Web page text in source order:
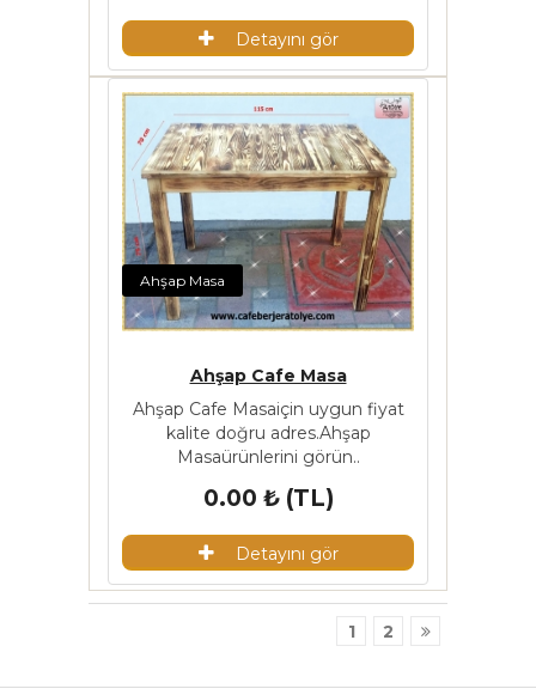
Detayını gör
Ahşap Masa
Ahşap Cafe Masa
Ahşap Cafe Masaiçin uygun fiyat
kalite doğru adres.Ahşap
Masaürünlerini görün..
0.00 ₺ (TL)
Detayını gör
1 2